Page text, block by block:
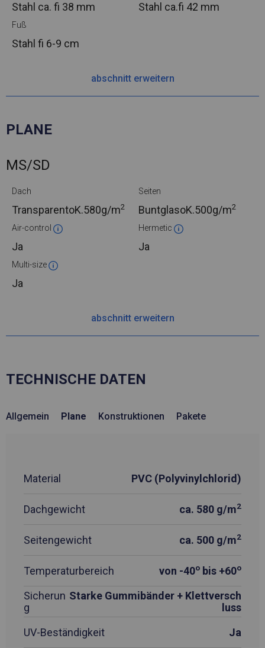
Stahl ca. fi 38 mm Stahl ca.fi 42 mm
Fuß
Stahl fi 6-9 cm
abschnitt erweitern
PLANE
MS/SD
Dach
TransparentoK.580g/m2
Seiten
BuntglasoK.500g/m2
Air-control
Ja
Hermetic
Ja
Multi-size
Ja
abschnitt erweitern
TECHNISCHE DATEN
Allgemein Plane Konstruktionen Pakete
Material PVC (Polyvinylchlorid)
Dachgewicht ca. 580 g/m2
Seitengewicht ca. 500 g/m2
Temperaturbereich von -40o bis +60o
Sicherun
g
Starke Gummibänder + Klettversch
luss
UV-Beständigkeit
Ja